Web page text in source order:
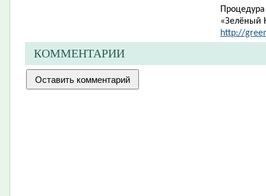
«Зелёный
http://
КОММЕНТАРИИ